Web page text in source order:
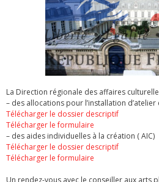
La Direction régionale des affaires
– des allocations pour l’installation
Télécharger le dossier descriptif
Télécharger le formulaire
– des aides individuelles à la création ( AIC)
Télécharger le dossier descriptif
Télécharger le formulaire